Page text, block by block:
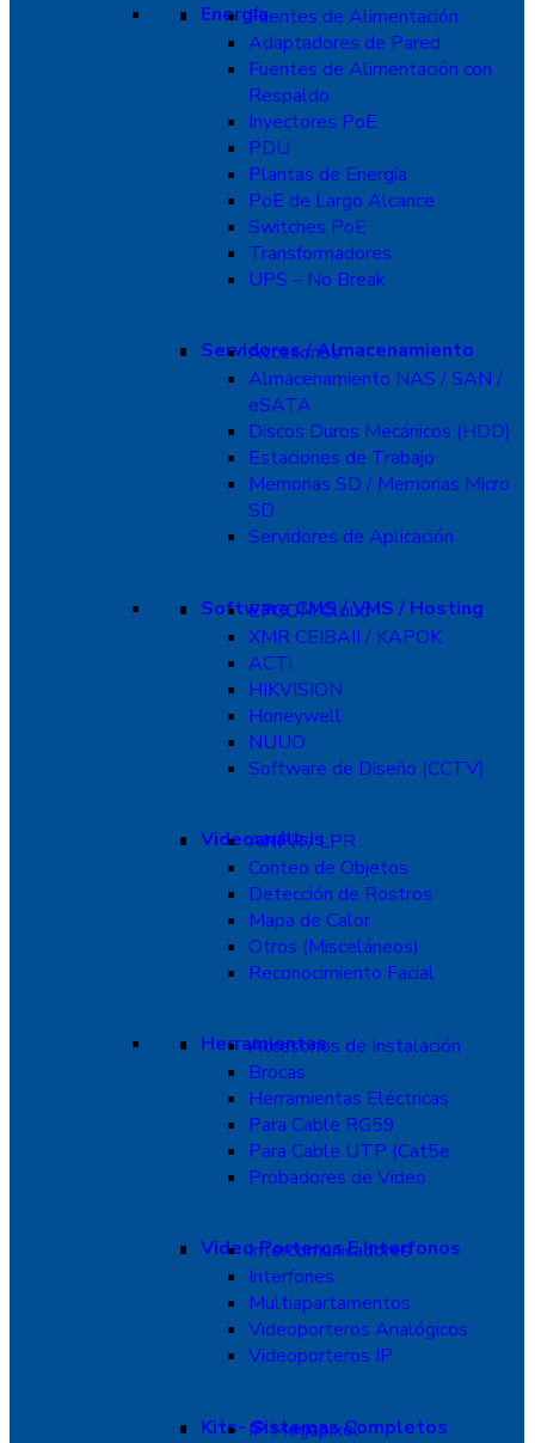
EnergíaFuentes de Alimentación
Adaptadores de Pared
Fuentes de Alimentación con
Respaldo
Inyectores PoE
PDU
Plantas de Energía
PoE de Largo Alcance
Switches PoE
Transformadores
UPS – No Break
Servidores / Almacenamiento
Accesorios
Almacenamiento NAS / SAN /
eSATA
Discos Duros Mecánicos (HDD)
Estaciones de Trabajo
Memorias SD / Memorias Micro
SD
Servidores de Aplicación
Software CMS / VMS / Hosting
EPCOM Cloud
XMR CEIBAII / KAPOK
ACTi
HIKVISION
Honeywell
NUUO
Software de Diseño (CCTV)
Videoanálisis
ANPR / LPR
Conteo de Objetos
Detección de Rostros
Mapa de Calor
Otros (Misceláneos)
Reconocimiento Facial
Herramientas
Accesorios de Instalación
Brocas
Herramientas Eléctricas
Para Cable RG59
Para Cable UTP (Cat5e
Probadores de Video
Video Porteros E Interfonos
Intercomunicadores
Interfones
Multiapartamentos
Videoporteros Analógicos
Videoporteros IP
Kits- Sistemas Completos
IP Megapixel